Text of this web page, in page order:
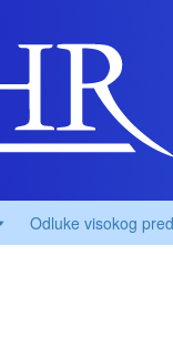
Odluke visokog